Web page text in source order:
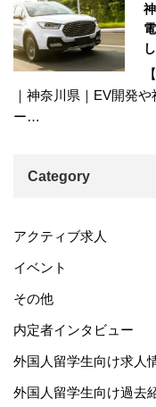
｜神奈川県｜EV開発
ー…
Category
アクティブ求人
イベント
その他
内定者インタビュー
外国人留学生向け求人
外国人留学生向け過去